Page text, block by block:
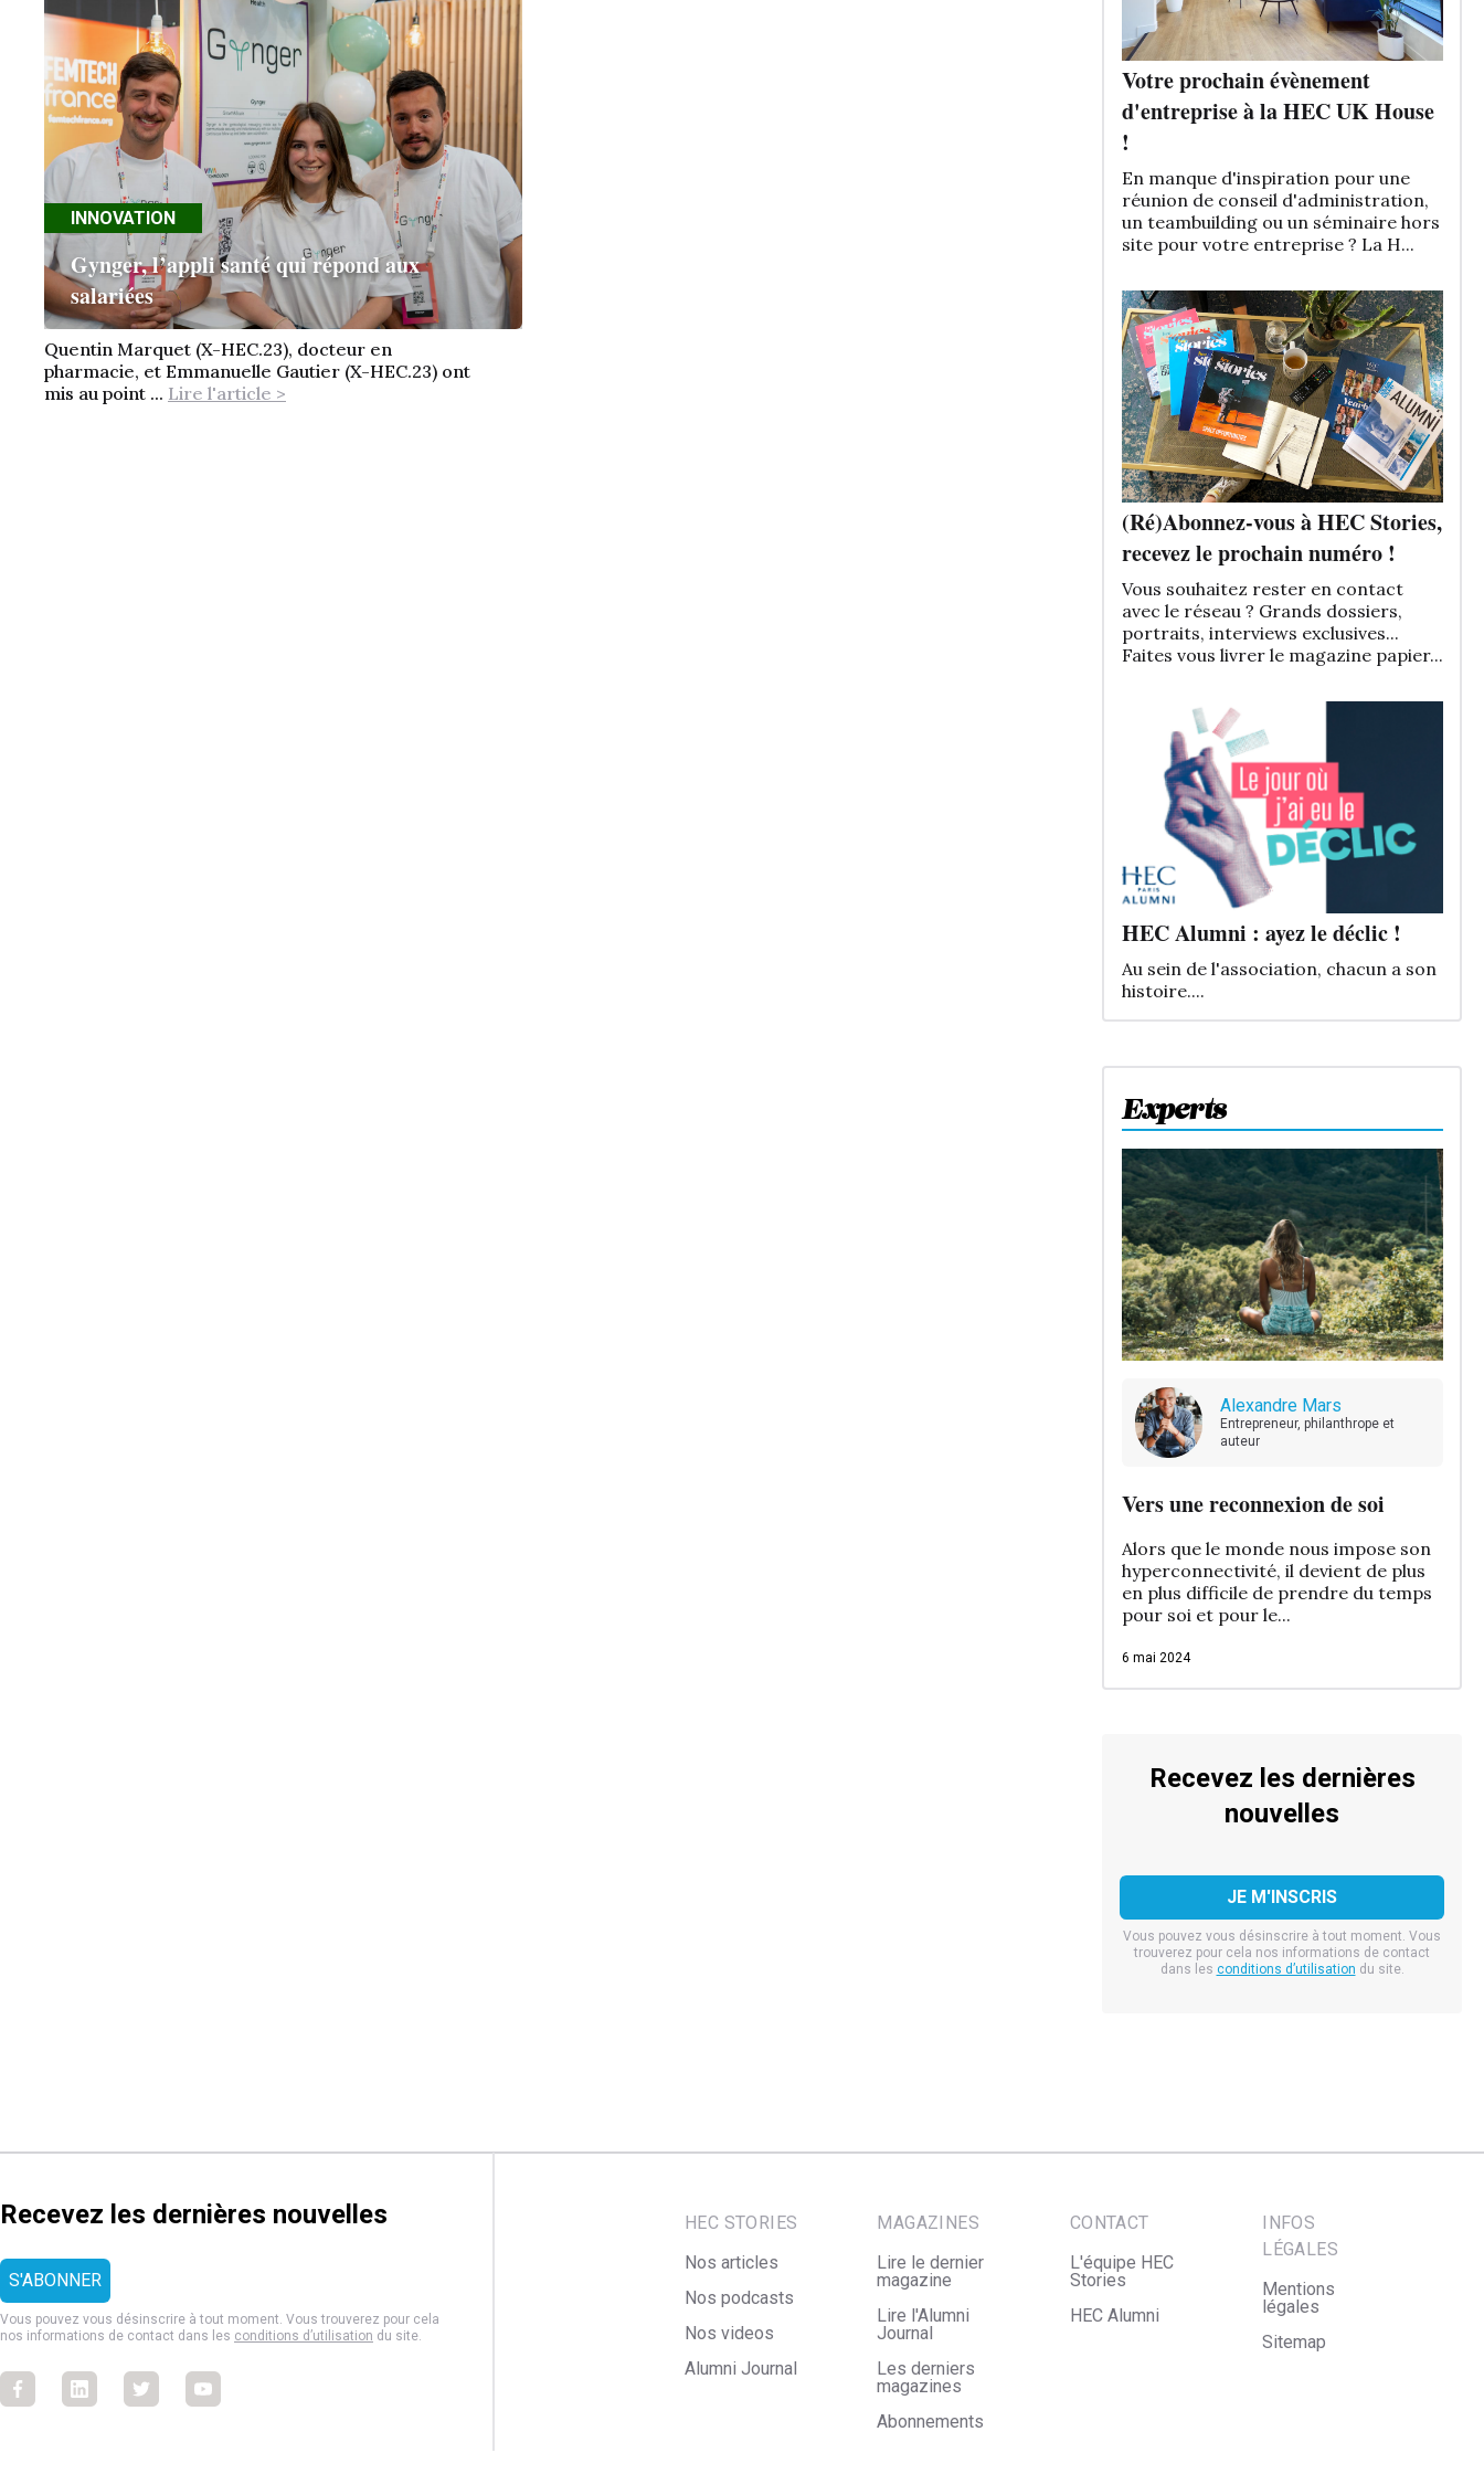
INNOVATION
Gynger, l’appli santé qui répond aux
salariées
Quentin Marquet (X-HEC.23), docteur en
pharmacie, et Emmanuelle Gautier (X-HEC.23) ont
mis au point ... Lire l'article >
Experts
Alexandre Mars
Entrepreneur, philanthrope et
auteur
Vers une reconnexion de soi
Alors que le monde nous impose son
hyperconnectivité, il devient de plus
en plus difficile de prendre du temps
pour soi et pour le...
6 mai 2024
Recevez les dernières
nouvelles
Vous pouvez vous désinscrire à tout moment. Vous
trouverez pour cela nos informations de contact
dans les conditions d’utilisation du site.
Votre prochain évènement
d'entreprise à la HEC UK House
!
En manque d'inspiration pour une
réunion de conseil d'administration,
un teambuilding ou un séminaire hors
site pour votre entreprise ? La H...
(Ré)Abonnez-vous à HEC Stories,
recevez le prochain numéro !
Vous souhaitez rester en contact
avec le réseau ? Grands dossiers,
portraits, interviews exclusives...
Faites vous livrer le magazine papier...
HEC Alumni : ayez le déclic !
Au sein de l'association, chacun a son
histoire....
Recevez les dernières nouvelles
Vous pouvez vous désinscrire à tout moment. Vous trouverez pour cela
nos informations de contact dans les conditions d’utilisation du site.
FacebookFacebookFacebookFacebook
HEC STORIES
Nos articles
Nos podcasts
Nos videos
Alumni Journal
MAGAZINES
Lire le dernier
magazine
Lire l'Alumni
Journal
Les derniers
magazines
Abonnements
CONTACT
L'équipe HEC
Stories
HEC Alumni
INFOS
LÉGALES
Mentions
légales
Sitemap